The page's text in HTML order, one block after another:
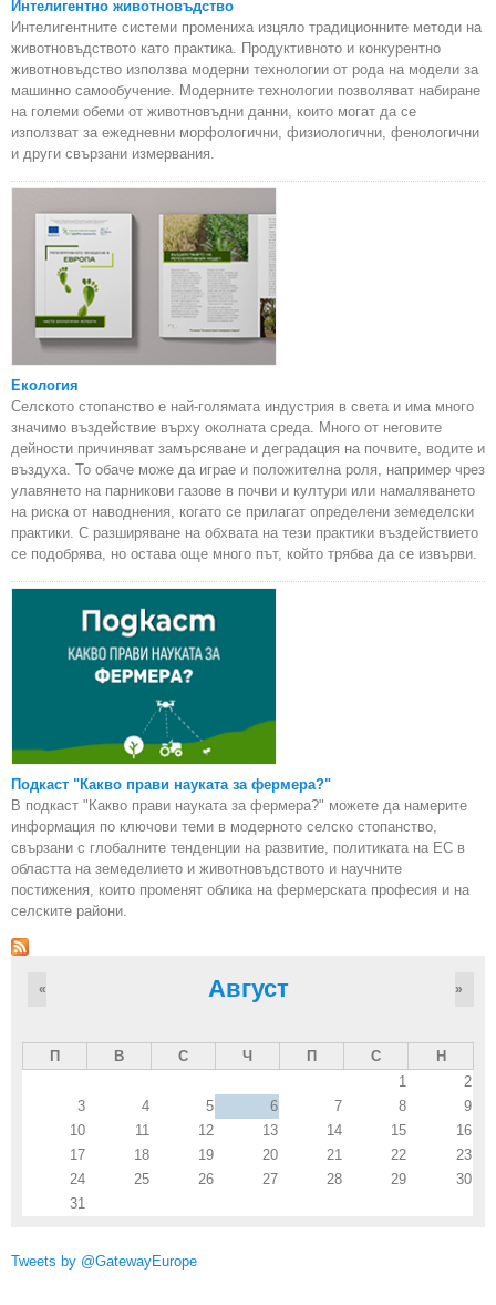
Интелигентно животновъдство
Интелигентните системи промениха изцяло традиционните методи на
животновъдството като практика. Продуктивното и конкурентно
животновъдство използва модерни технологии от рода на модели за
машинно самообучение. Модерните технологии позволяват набиране
на големи обеми от животновъдни данни, които могат да се
използват за ежедневни морфологични, физиологични, фенологични
и други свързани измервания.
Екология
Селското стопанство е най-голямата индустрия в света и има много
значимо въздействие върху околната среда. Много от неговите
дейности причиняват замърсяване и деградация на почвите, водите и
въздуха. То обаче може да играе и положителна роля, например чрез
улавянето на парникови газове в почви и култури или намаляването
на риска от наводнения, когато се прилагат определени земеделски
практики. С разширяване на обхвата на тези практики въздействието
се подобрява, но остава още много път, който трябва да се извърви.
Подкаст "Какво прави науката за фермера?"
В подкаст "Какво прави науката за фермера?" можете да намерите
информация по ключови теми в модерното селско стопанство,
свързани с глобалните тенденции на развитие, политиката на ЕС в
областта на земеделието и животновъдството и научните
постижения, които променят облика на фермерската професия и на
селските райони.
Август
« »
П В С Ч П С
Н
1
2
3
4 5 6 7 8
9
10
11 12 13 14 15
16
17
18 19 20 21 22
23
24
25 26 27 28 29
30
31
Tweets by @GatewayEurope